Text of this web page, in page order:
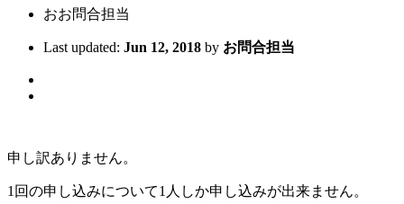
おお問合担当
Last updated: Jun 12, 2018 by お問合担当
申し訳ありません。
1回の申し込みについて1人しか申し込みが出来ません。